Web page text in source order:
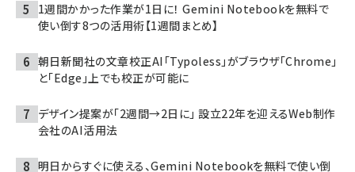
1週間かかった作業が1日に！ Gemini Notebookを無料で
使い倒す8つの活用術【1週間まとめ】
朝日新聞社の文章校正AI「Typoless」がブラウザ「Chrome」
と「Edge」上でも校正が可能に
デザイン提案が「2週間→2日に」 設立22年を迎えるWeb制作
会社のAI活用法
明日からすぐに使える、Gemini Notebookを無料で使い倒